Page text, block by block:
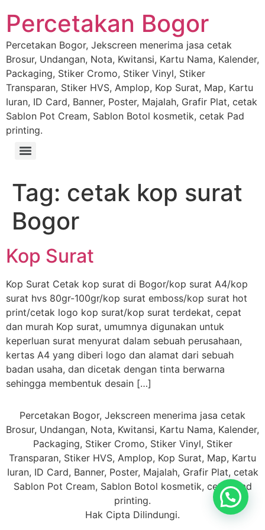
Percetakan Bogor
Percetakan Bogor, Jekscreen menerima jasa cetak
Brosur, Undangan, Nota, Kwitansi, Kartu Nama, Kalender,
Packaging, Stiker Cromo, Stiker Vinyl, Stiker
Transparan, Stiker HVS, Amplop, Kop Surat, Map, Kartu
Iuran, ID Card, Banner, Poster, Majalah, Grafir Plat, cetak
Sablon Pot Cream, Sablon Botol kosmetik, cetak Pad
printing.
Tag: cetak kop surat
Bogor
Kop Surat
Kop Surat Cetak kop surat di Bogor/kop surat A4/kop
surat hvs 80gr-100gr/kop surat emboss/kop surat hot
print/cetak logo kop surat/kop surat terdekat, cepat
dan murah Kop surat, umumnya digunakan untuk
keperluan surat menyurat dalam sebuah perusahaan,
kertas A4 yang diberi logo dan alamat dari sebuah
badan usaha, dan dicetak dengan tinta berwarna
sehingga membentuk desain […]
Percetakan Bogor, Jekscreen menerima jasa cetak
Brosur, Undangan, Nota, Kwitansi, Kartu Nama, Kalender,
Packaging, Stiker Cromo, Stiker Vinyl, Stiker
Transparan, Stiker HVS, Amplop, Kop Surat, Map, Kartu
Iuran, ID Card, Banner, Poster, Majalah, Grafir Plat, cetak
Sablon Pot Cream, Sablon Botol kosmetik, cetak Pad
printing.
Hak Cipta Dilindungi.